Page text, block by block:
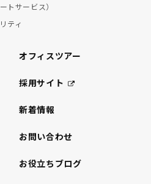
トサービス）
ティ
オフィスツアー
採用サイト
新着情報
お問い合わせ
お役立ちブログ